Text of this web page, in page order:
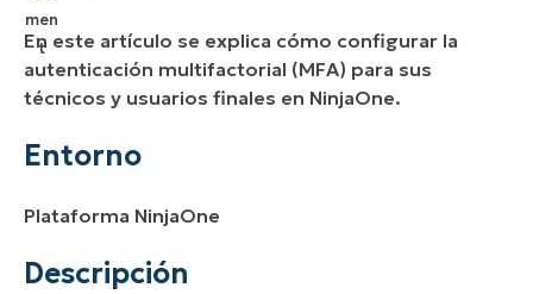
Recursos adicionales
En este artículo se explica cómo configurar la
autenticación multifactorial (MFA) para sus
técnicos y usuarios finales en NinjaOne.
Entorno
Plataforma NinjaOne
Descripción